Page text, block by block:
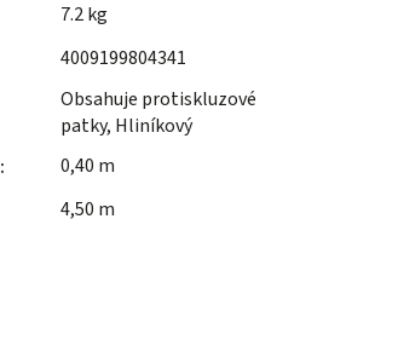
7.2 kg
4009199804341
Obsahuje protiskluzové
patky, Hliníkový
:
0,40 m
4,50 m